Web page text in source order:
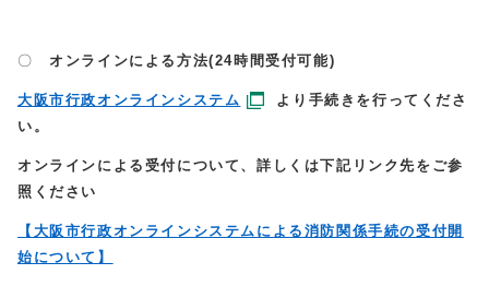
〇オンラインによる方法(24時間受付可能)
大阪市行政オンラインシステム
より手続きを行ってくださ
い。
オンラインによる受付について、詳しくは下記リンク先をご参
照ください
【大阪市行政オンラインシステムによる消防関係手続の受付開
始について】